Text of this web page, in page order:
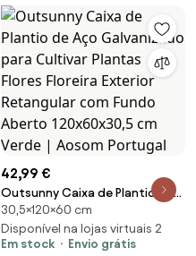
Verduras Flores Madeira |
Aosom Portugal
42,99 €
Outsunny Caixa de Plantio de
Aço Galvanizado para Cultivar
Plantas Flores Floreira Exterior
Retangular com Fundo Aberto
30,5×120×60 cm
Disponível na lojas virtuais 2
Em stock
Envio grátis